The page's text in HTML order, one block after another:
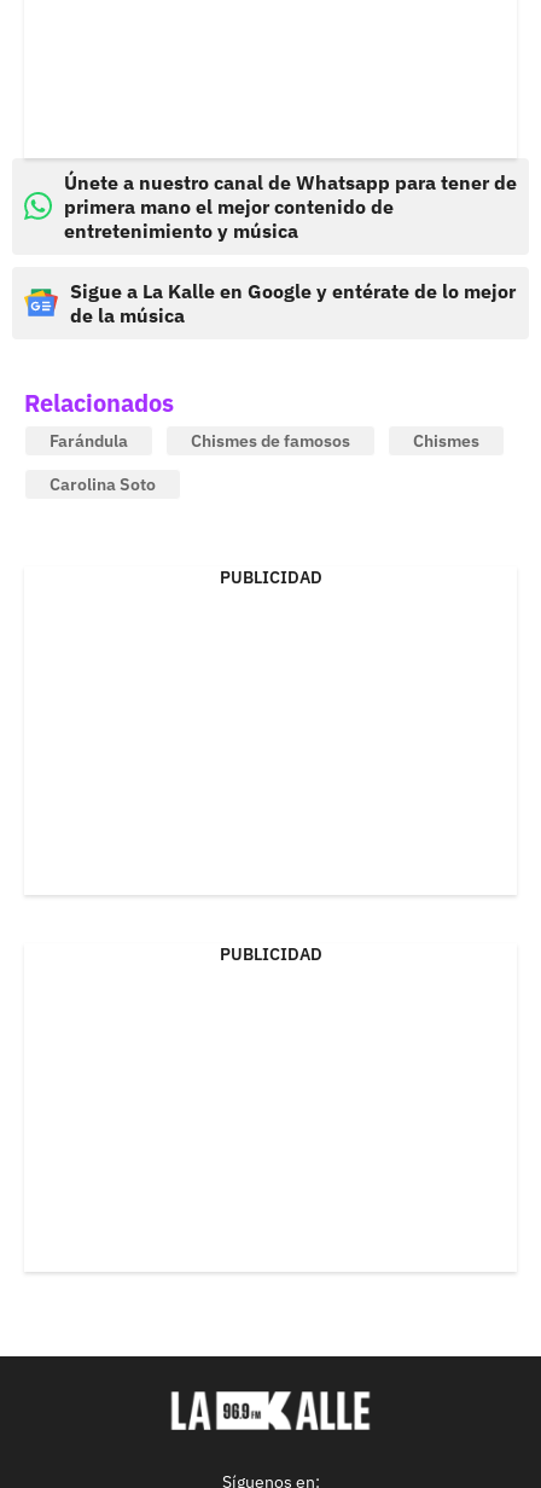
Únete a nuestro canal de Whatsapp para tener de
primera mano el mejor contenido de
entretenimiento y música
Sigue a La Kalle en Google y entérate de lo mejor
de la música
Relacionados
Farándula Chismes de famosos
Chismes
Carolina Soto
PUBLICIDAD
PUBLICIDAD
Síguenos en: